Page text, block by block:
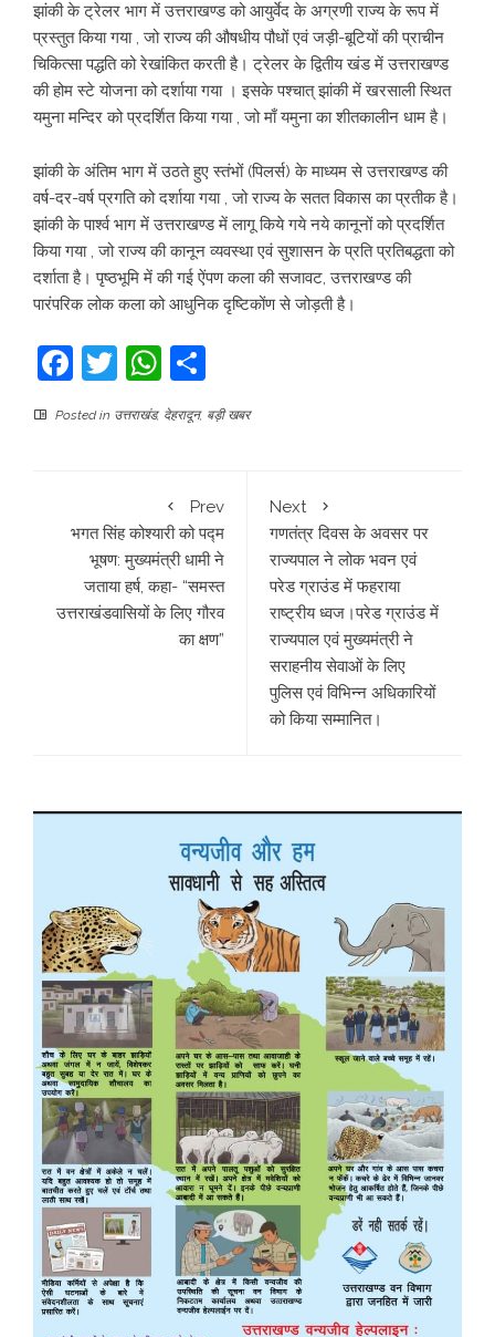
झांकी के ट्रेलर भाग में उत्तराखण्ड को आयुर्वेद के अग्रणी राज्य के रूप में
प्रस्तुत किया गया , जो राज्य की औषधीय पौधों एवं जड़ी-बूटियों की प्राचीन
चिकित्सा पद्धति को रेखांकित करती है। ट्रेलर के द्वितीय खंड में उत्तराखण्ड
की होम स्टे योजना को दर्शाया गया । इसके पश्चात् झांकी में खरसाली स्थित
यमुना मन्दिर को प्रदर्शित किया गया , जो माँ यमुना का शीतकालीन धाम है।
झांकी के अंतिम भाग में उठते हुए स्तंभों (पिलर्स) के माध्यम से उत्तराखण्ड की
वर्ष-दर-वर्ष प्रगति को दर्शाया गया , जो राज्य के सतत विकास का प्रतीक है।
झांकी के पार्श्व भाग में उत्तराखण्ड में लागू किये गये नये कानूनों को प्रदर्शित
किया गया , जो राज्य की कानून व्यवस्था एवं सुशासन के प्रति प्रतिबद्धता को
दर्शाता है। पृष्ठभूमि में की गई ऐंपण कला की सजावट, उत्तराखण्ड की
पारंपरिक लोक कला को आधुनिक दृष्टिकोंण से जोड़ती है।
Facebook
TwitterWhatsApp
Posted in उत्तराखंड, देहरादून, बड़ी खबर
Prev
भगत सिंह कोश्यारी को पद्म
भूषण: मुख्यमंत्री धामी ने
जताया हर्ष, कहा- “समस्त
उत्तराखंडवासियों के लिए गौरव
का क्षण”
Next
गणतंत्र दिवस के अवसर पर
राज्यपाल ने लोक भवन एवं
परेड ग्राउंड में फहराया
राष्ट्रीय ध्वज।परेड ग्राउंड में
राज्यपाल एवं मुख्यमंत्री ने
सराहनीय सेवाओं के लिए
पुलिस एवं विभिन्न अधिकारियों
को किया सम्मानित।